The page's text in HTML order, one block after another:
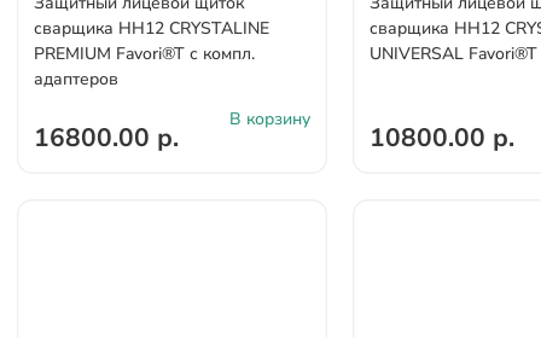
сварщика НН12 CRYSTALINE
PREMIUM Favori®T с компл.
адаптеров
16800.00 р.
В корзину
сварщика НН12
UNIVERSAL Favori®T
10800.00 р.